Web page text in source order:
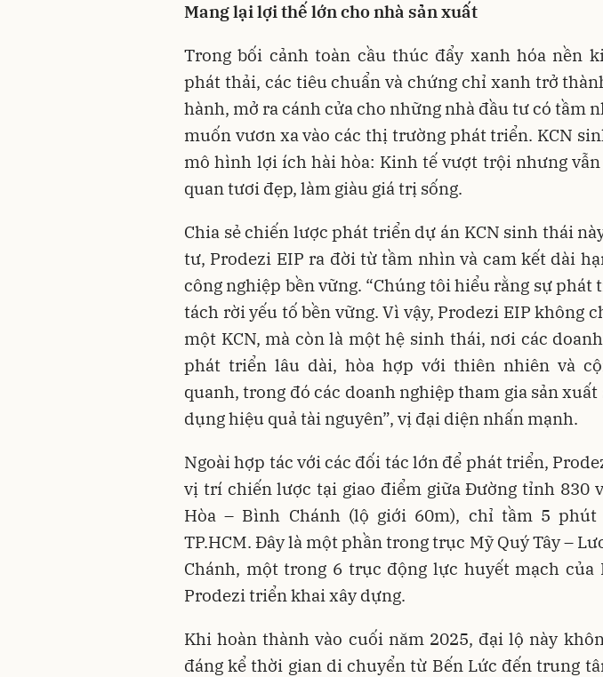
Mang lại lợi thế lớn cho nhà sản xuất
Trong bối cảnh toàn cầu thúc đẩy xanh hóa nền
phát thải, các tiêu chuẩn và chứng chỉ xanh trở
hành, mở ra cánh cửa cho những nhà đầu tư có tầm
muốn vươn xa vào các thị trường phát triển. KCN
mô hình lợi ích hài hòa: Kinh tế vượt trội nhưng vẫn
quan tươi đẹp, làm giàu giá trị sống.
Chia sẻ chiến lược phát triển dự án KCN sinh thái
tư, Prodezi EIP ra đời từ tầm nhìn và cam kết dài
công nghiệp bền vững. “Chúng tôi hiểu rằng sự phát
tách rời yếu tố bền vững. Vì vậy, Prodezi EIP không
một KCN, mà còn là một hệ sinh thái, nơi các
phát triển lâu dài, hòa hợp với thiên nhiên và
quanh, trong đó các doanh nghiệp tham gia sản xuất
dụng hiệu quả tài nguyên”, vị đại diện nhấn mạnh.
Ngoài hợp tác với các đối tác lớn để phát triển,
vị trí chiến lược tại giao điểm giữa Đường tỉnh 830
Hòa – Bình Chánh (lộ giới 60m), chỉ tầm 5
TP.HCM. Đây là một phần trong trục Mỹ Quý Tây –
Chánh, một trong 6 trục động lực huyết mạch của
Prodezi triển khai xây dựng.
Khi hoàn thành vào cuối năm 2025, đại lộ này
đáng kể thời gian di chuyển từ Bến Lức đến trung